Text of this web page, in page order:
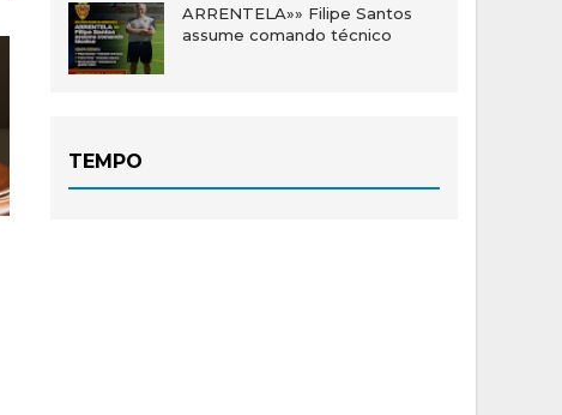
ARRENTELA»» Filipe Santos
assume comando técnico
TEMPO